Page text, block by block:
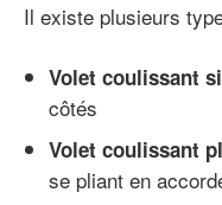
Il existe plusieurs
Volet coulissant
côtés
Volet coulissant
se pliant en